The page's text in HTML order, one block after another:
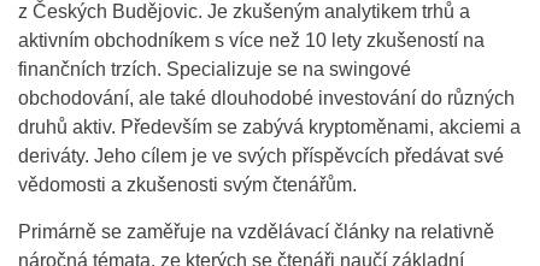
z Českých Budějovic. Je zkušeným analytikem trhů a
aktivním obchodníkem s více než 10 lety zkušeností na
finančních trzích. Specializuje se na swingové
obchodování, ale také dlouhodobé investování do různých
druhů aktiv. Především se zabývá kryptoměnami, akciemi a
deriváty. Jeho cílem je ve svých příspěvcích předávat své
vědomosti a zkušenosti svým čtenářům.
Primárně se zaměřuje na vzdělávací články na relativně
náročná témata, ze kterých se čtenáři naučí základní